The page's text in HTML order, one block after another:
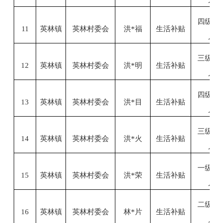
11 英林镇 英林村委会 洪*福 生活补贴
四级
12 英林镇 英林村委会 洪*明 生活补贴
三级
13 英林镇 英林村委会 洪*目 生活补贴
四级
14 英林镇 英林村委会 洪*火 生活补贴
三级
15 英林镇 英林村委会 洪*荣 生活补贴
一级
16 英林镇 英林村委会 林*片 生活补贴
二级